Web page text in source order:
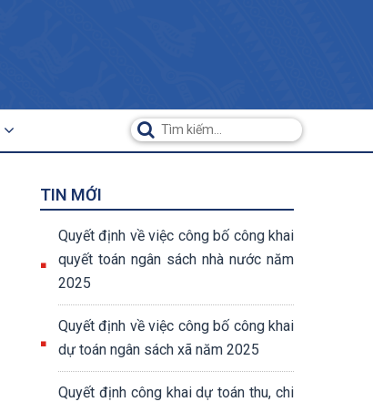
TIN MỚI
Quyết định về việc công bố công khai
quyết toán ngân sách nhà nước năm
2025
Quyết định về việc công bố công khai
dự toán ngân sách xã năm 2025
Quyết định công khai dự toán thu, chi